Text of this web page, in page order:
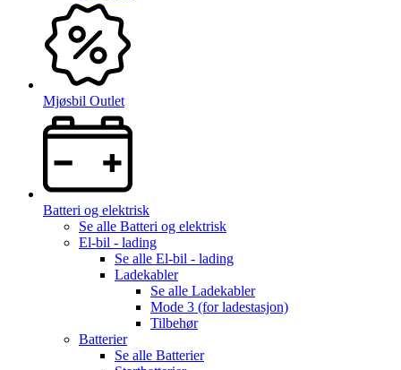
Mjøsbil Outlet
Batteri og elektrisk
Se alle Batteri og elektrisk
El-bil - lading
Se alle El-bil - lading
Ladekabler
Se alle Ladekabler
Mode 3 (for ladestasjon)
Tilbehør
Batterier
Se alle Batterier